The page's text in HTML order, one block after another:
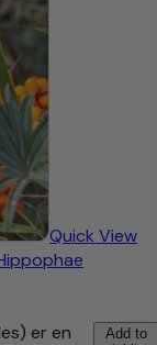
Quick View
Add to
er en